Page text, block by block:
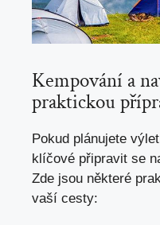
Kempování a
praktickou
Pokud plánujete
klíčové připravit se
Zde jsou některé
vaší cesty: